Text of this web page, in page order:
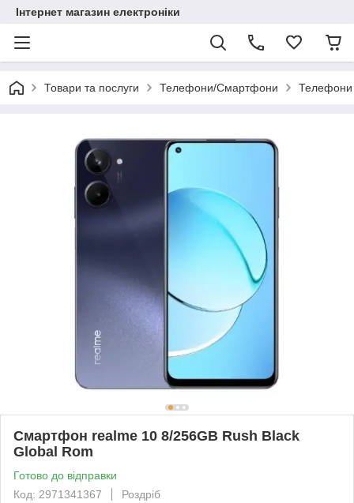
Інтернет магазин електроніки
Товари та послуги Телефони/Смартфони
Смартфон realme 10 8/256GB Rush Black
Global Rom
Готово до відправки
Код: 2971341367
Роздріб